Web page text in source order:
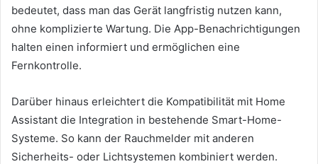
bedeutet, dass man das Gerät langfristig nutzen kann,
ohne komplizierte Wartung. Die App-Benachrichtigungen
halten einen informiert und ermöglichen eine
Fernkontrolle.
Darüber hinaus erleichtert die Kompatibilität mit Home
Assistant die Integration in bestehende Smart-Home-
Systeme. So kann der Rauchmelder mit anderen
Sicherheits- oder Lichtsystemen kombiniert werden.